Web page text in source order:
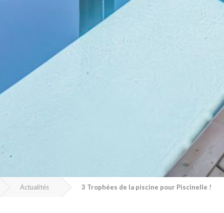
Actualités 3 Trophées de la piscine pour Piscinelle !